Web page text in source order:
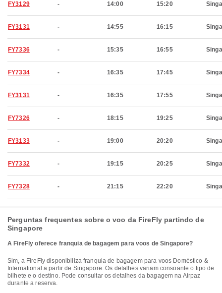
FY3129 - 14:00 15:20
FY3131 - 14:55 16:15
FY7336 - 15:35 16:55
FY7334 - 16:35 17:45
FY3131 - 16:35 17:55
FY7326 - 18:15 19:25
FY3133 - 19:00 20:20
FY7332 - 19:15 20:25
FY7328 - 21:15 22:20
Perguntas frequentes sobre o voo da FireFly partindo de
Singapore
A FireFly oferece franquia de bagagem para voos de Singapore?
Sim, a FireFly disponibiliza franquia de bagagem para voos Doméstico &
International a partir de Singapore. Os detalhes variam consoante o tipo de
bilhete e o destino. Pode consultar os detalhes da bagagem na Airpaz
durante a reserva.